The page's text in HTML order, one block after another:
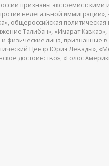
признаны экстремистскими
нелегальной
общероссийская
Талибан», «Имарат Кавказ»,
физические лица, признанные
Центр Юрия Левады»,
достоинство», «Голос